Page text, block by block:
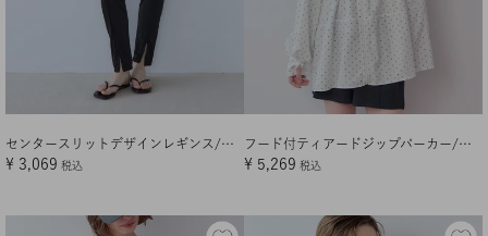
センタースリットデザインレギンス/ラッシュガード【メール便可／100】
¥ 3,069 税込
フード付ティアードジップパーカー/ラッシュガード【メール便可／100】
¥ 5,269 税込